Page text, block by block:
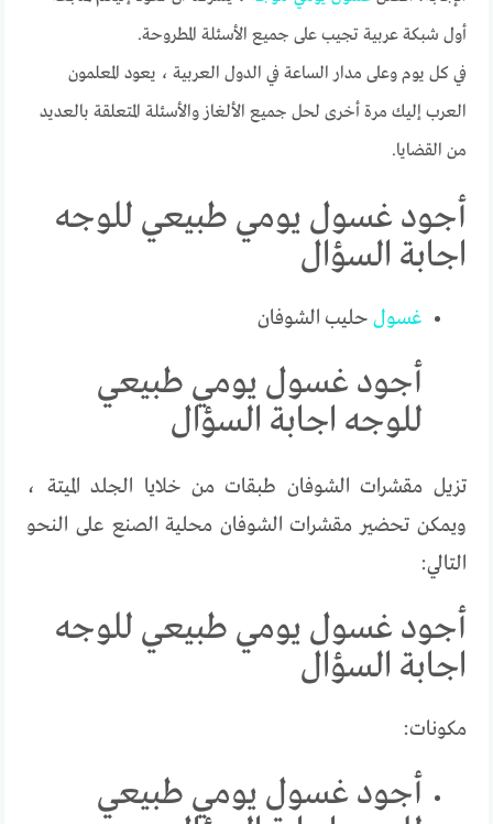
أول شبكة عربية تجيب على جميع الأسئلة المطروحة.
في كل يوم وعلى مدار الساعة في الدول العربية ، يعود المعلمون
العرب إليك مرة أخرى لحل جميع الألغاز والأسئلة المتعلقة بالعديد
من القضايا.
أجود غسول يومي طبيعي للوجه
اجابة السؤال
غسول حليب الشوفان
أجود غسول يومي طبيعي
للوجه اجابة السؤال
تزيل مقشرات الشوفان طبقات من خلايا الجلد الميتة ،
ويمكن تحضير مقشرات الشوفان محلية الصنع على النحو
التالي:
أجود غسول يومي طبيعي للوجه
اجابة السؤال
مكونات:
أجود غسول يومي طبيعي